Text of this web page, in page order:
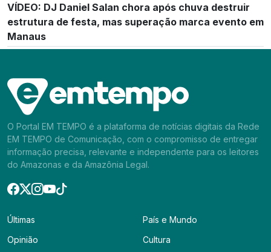
VÍDEO: DJ Daniel Salan chora após chuva destruir
estrutura de festa, mas superação marca evento em
Manaus
O Portal EM TEMPO é a plataforma de notícias digitais da Rede
EM TEMPO de Comunicação, com o compromisso de entregar
informação precisa, relevante e independente para os leitores
do Amazonas e da Amazônia Legal.
Últimas
Opinião
País e Mundo
Cultura